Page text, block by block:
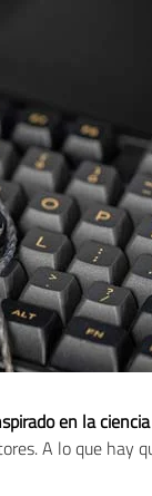
en la
A lo que hay